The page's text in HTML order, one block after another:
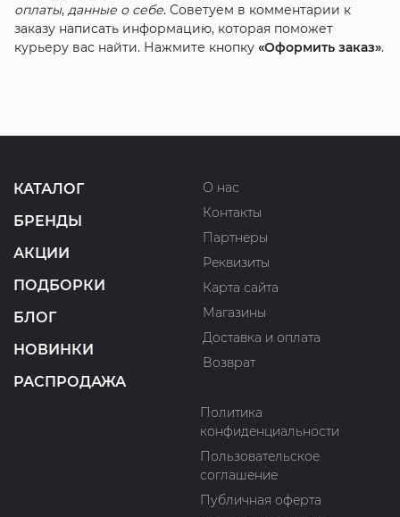
оплаты, данные о себе. Советуем в комментарии к
заказу написать информацию, которая поможет
курьеру вас найти. Нажмите кнопку «Оформить заказ».
КАТАЛОГ
БРЕНДЫ
АКЦИИ
ПОДБОРКИ
БЛОГ
НОВИНКИ
РАСПРОДАЖА
О нас
Контакты
Партнеры
Реквизиты
Карта сайта
Магазины
Доставка и оплата
Возврат
Политика
конфиденциальности
Пользовательское
соглашение
Публичная оферта